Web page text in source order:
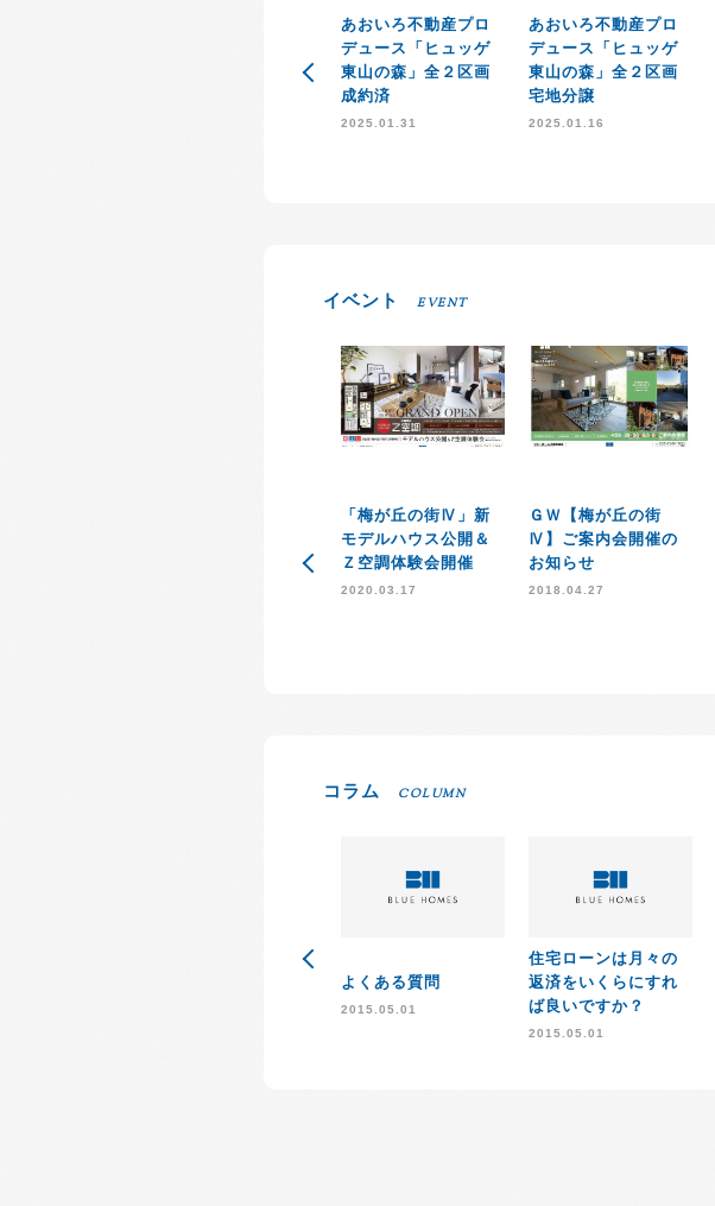
あおいろ不動産プロ
デュース「ヒュッゲ
東山の森」全２区画
成約済
2025.01.31
あおいろ不動産プロ
デュース「ヒュッゲ
東山の森」全２区画
宅地分譲
2025.01.16
イベント EVENT
「梅が丘の街Ⅳ」新
モデルハウス公開＆
Ｚ空調体験会開催
2020.03.17
ＧＷ【梅が丘の街
Ⅳ】ご案内会開催の
お知らせ
2018.04.27
コラム COLUMN
よくある質問
2015.05.01
住宅ローンは月々の
返済をいくらにすれ
ば良いですか？
2015.05.01